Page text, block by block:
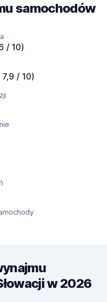
samochodów
/ 10)
/ 10)
w 2026